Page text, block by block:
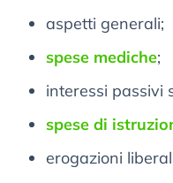
aspetti generali;
spese mediche;
interessi passivi
spese di
erogazioni